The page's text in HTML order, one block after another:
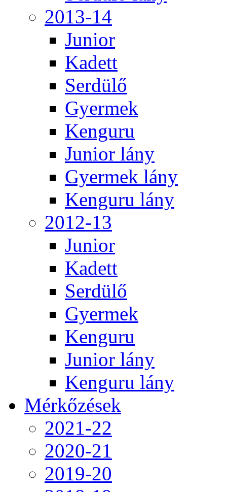
2013-14
Junior
Kadett
Serdülő
Gyermek
Kenguru
Junior lány
Gyermek lány
Kenguru lány
2012-13
Junior
Kadett
Serdülő
Gyermek
Kenguru
Junior lány
Kenguru lány
Mérkőzések
2021-22
2020-21
2019-20